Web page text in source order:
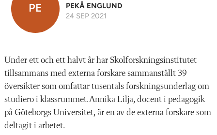
PE
PEKÅ ENGLUND
24 SEP 2021
Under ett och ett halvt år har Skolforskningsinstitutet
tillsammans med externa forskare sammanställt 39
översikter som omfattar tusentals forskningsunderlag om
studiero i klassrummet.Annika Lilja, docent i pedagogik
på Göteborgs Universitet, är en av de externa forskare som
deltagit i arbetet.